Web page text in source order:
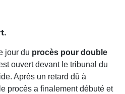
jour du procès pour double
ouvert devant le tribunal du
Après un retard dû à
procès a finalement débuté et